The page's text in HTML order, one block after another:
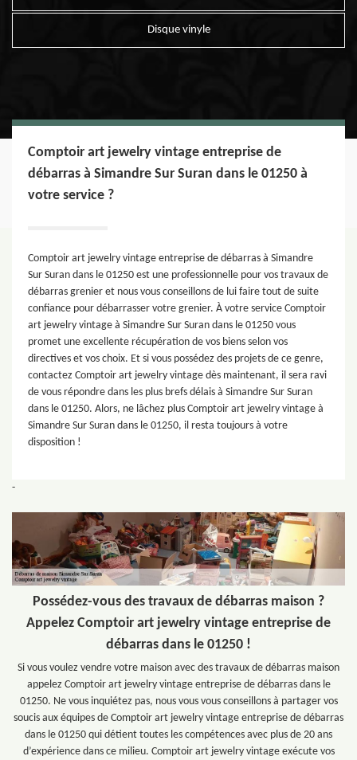
Disque vinyle
Comptoir art jewelry vintage entreprise de
débarras à Simandre Sur Suran dans le 01250 à
votre service ?
Comptoir art jewelry vintage entreprise de débarras à Simandre
Sur Suran dans le 01250 est une professionnelle pour vos travaux de
débarras grenier et nous vous conseillons de lui faire tout de suite
confiance pour débarrasser votre grenier. À votre service Comptoir
art jewelry vintage à Simandre Sur Suran dans le 01250 vous
promet une excellente récupération de vos biens selon vos
directives et vos choix. Et si vous possédez des projets de ce genre,
contactez Comptoir art jewelry vintage dès maintenant, il sera ravi
de vous répondre dans les plus brefs délais à Simandre Sur Suran
dans le 01250. Alors, ne lâchez plus Comptoir art jewelry vintage à
Simandre Sur Suran dans le 01250, il resta toujours à votre
disposition !
-
Possédez-vous des travaux de débarras maison ?
Appelez Comptoir art jewelry vintage entreprise de
débarras dans le 01250 !
Si vous voulez vendre votre maison avec des travaux de débarras maison
appelez Comptoir art jewelry vintage entreprise de débarras dans le
01250. Ne vous inquiétez pas, nous vous vous conseillons à partager vos
soucis aux équipes de Comptoir art jewelry vintage entreprise de débarras
dans le 01250 qui détient toutes les compétences avec plus de 20 ans
d’expérience dans ce milieu. Comptoir art jewelry vintage exécute vos